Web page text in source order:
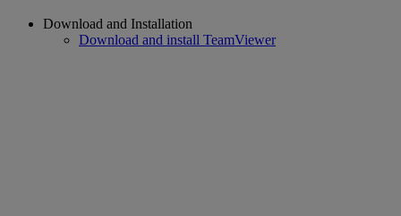
Download and Installation
Download and install TeamViewer